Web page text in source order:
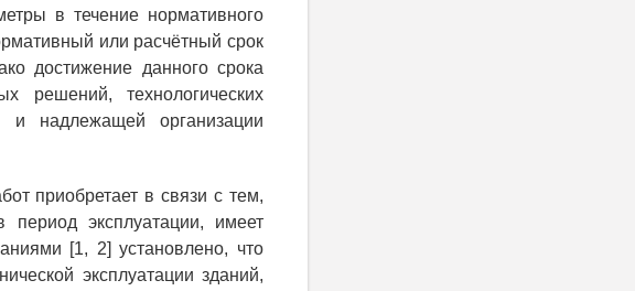
в течение нормативного
или расчётный срок
достижение данного срока
решений, технологических
и надлежащей организации
приобретает в связи с тем,
эксплуатации, имеет
[1, 2] установлено, что
эксплуатации зданий,